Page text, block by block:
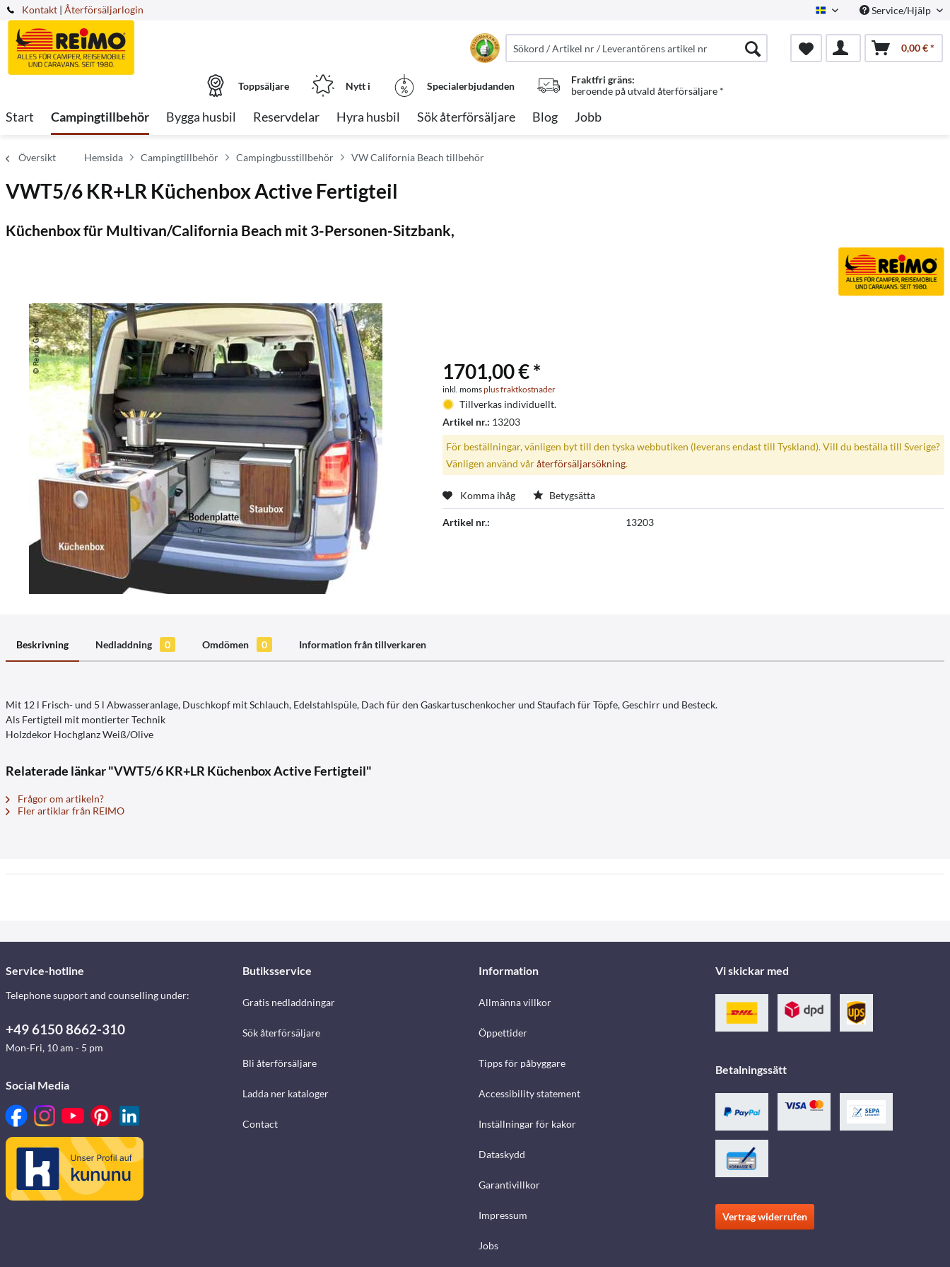
Kontakt Swedish Service/Hjälp
| Återförsäljarlogin
0,00 € *
Toppsäljare Nytt i Specialerbjudanden
Fraktfri gräns:
beroende på utvald återförsäljare *
Start Campingtillbehör Bygga husbil Reservdelar Hyra husbil Sök återförsäljare Blog Jobb
Översikt Hemsida Campingtillbehör Campingbusstillbehör VW California Beach tillbehör
VWT5/6 KR+LR Küchenbox Active Fertigteil
Küchenbox für Multivan/California Beach mit 3-Personen-Sitzbank,
1701,00 € *
inkl. momsplus fraktkostnader
Tillverkas individuellt.
Artikel nr.: 13203
För beställningar, vänligen byt till den tyska webbutiken (leverans endast till Tyskland). Vill du beställa till Sverige?
Vänligen använd våråterförsäljarsökning.
Komma ihåg Betygsätta
Artikel nr.: 13203
Beskrivning Nedladdning 0 Omdömen 0 Information från tillverkaren
Mit 12 l Frisch- und 5 l Abwasseranlage, Duschkopf mit Schlauch, Edelstahlspüle, Dach für den Gaskartuschenkocher und Staufach für Töpfe, Geschirr und Besteck.
Als Fertigteil mit montierter Technik
Holzdekor Hochglanz Weiß/Olive
Relaterade länkar "VWT5/6 KR+LR Küchenbox Active Fertigteil"
Frågor om artikeln?
Fler artiklar från REIMO
Service-hotline
Telephone support and counselling under:
+49 6150 8662-310
Mon-Fri, 10 am - 5 pm
Social Media
Butiksservice
Gratis nedladdningar
Sök återförsäljare
Bli återförsäljare
Ladda ner kataloger
Contact
Information
Allmänna villkor
Öppettider
Tipps för påbyggare
Accessibility statement
Inställningar för kakor
Dataskydd
Garantivillkor
Impressum
Jobs
Vi skickar med
Betalningssätt
Vertrag widerrufen